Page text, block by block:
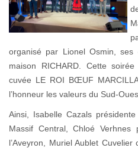
organisé par Lionel Osmin,
maison RICHARD. Cette
cuvée LE ROI BŒUF
l’honneur les valeurs du Sud-
Ainsi, Isabelle Cazals
Massif Central, Chloé
l’Aveyron, Muriel Aublet